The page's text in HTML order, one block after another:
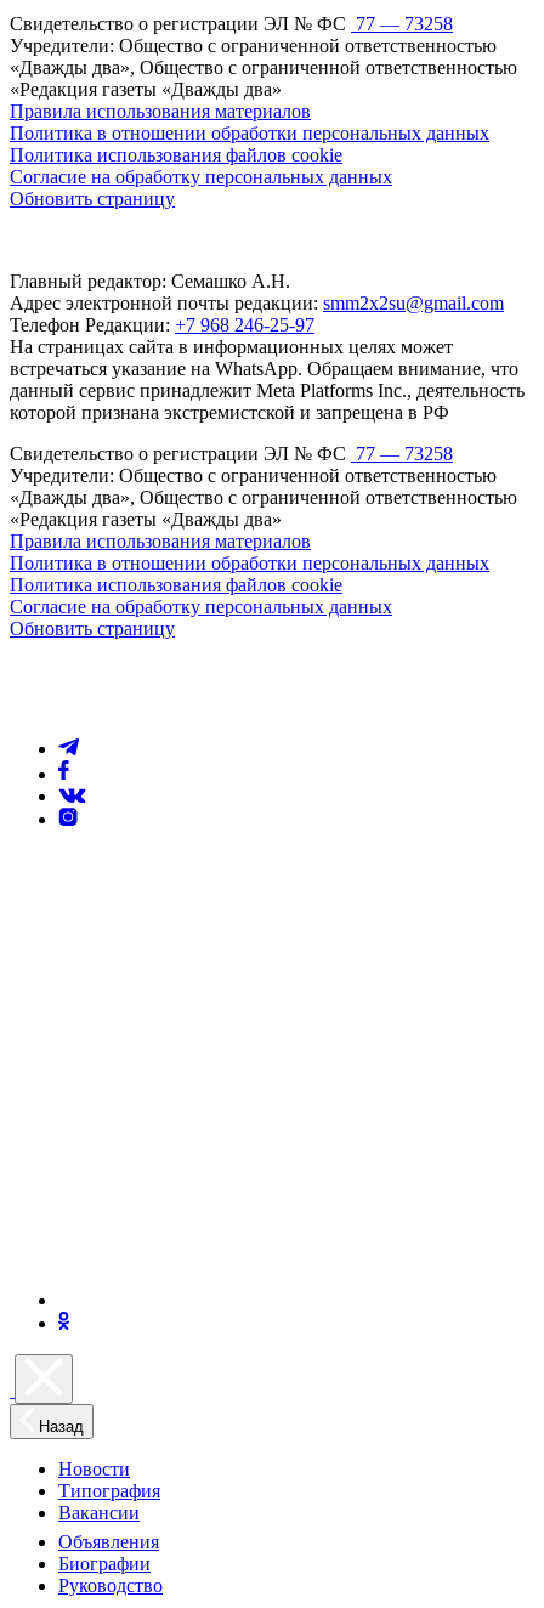
Свидетельство о регистрации ЭЛ № ФС 77 — 73258
Учредители: Общество с ограниченной ответственностью
«Дважды два», Общество с ограниченной ответственностью
«Редакция газеты «Дважды два»
Правила использования материалов
Политика в отношении обработки персональных данных
Политика использования файлов cookie
Согласие на обработку персональных данных
Обновить страницу
Главный редактор: Семашко А.Н.
Адрес электронной почты редакции: smm2x2su@gmail.com
Телефон Редакции: +7 968 246-25-97
На страницах сайта в информационных целях может
встречаться указание на WhatsApp. Обращаем внимание, что
данный сервис принадлежит Meta Platforms Inc., деятельность
которой признана экстремистской и запрещена в РФ
Свидетельство о регистрации ЭЛ № ФС 77 — 73258
Учредители: Общество с ограниченной ответственностью
«Дважды два», Общество с ограниченной ответственностью
«Редакция газеты «Дважды два»
Правила использования материалов
Политика в отношении обработки персональных данных
Политика использования файлов cookie
Согласие на обработку персональных данных
Обновить страницу
Назад
Новости
Типография
Вакансии
Объявления
Биографии
Руководство